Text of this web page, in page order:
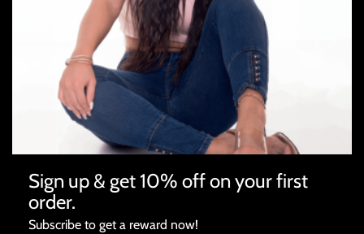
Comercio
Sign up & get 10% off on your first
order.
Subscribe to get a reward now!